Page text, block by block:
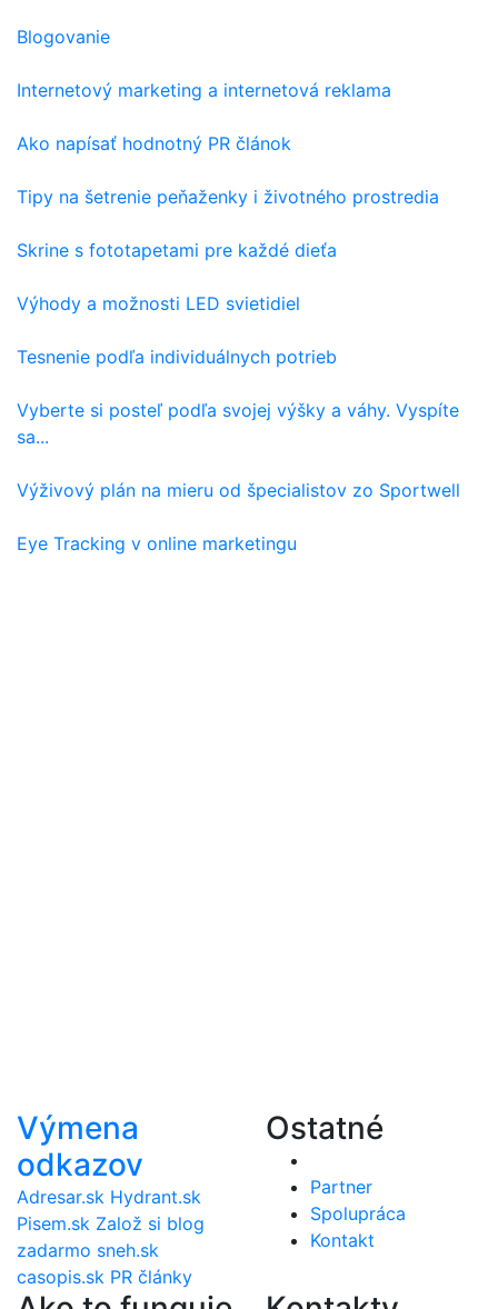
Blogovanie
Internetový marketing a internetová reklama
Ako napísať hodnotný PR článok
Tipy na šetrenie peňaženky i životného prostredia
Skrine s fototapetami pre každé dieťa
Výhody a možnosti LED svietidiel
Tesnenie podľa individuálnych potrieb
Vyberte si posteľ podľa svojej výšky a váhy. Vyspíte
sa...
Výživový plán na mieru od špecialistov zo Sportwell
Eye Tracking v online marketingu
Výmena
odkazov
Adresar.sk Hydrant.sk
Pisem.sk Založ si blog
zadarmo sneh.sk
casopis.sk PR články
Ostatné
Partner
Spolupráca
Kontakt